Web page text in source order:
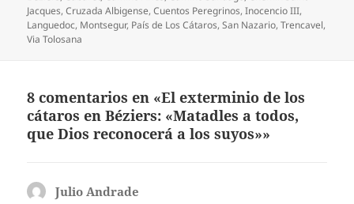
Jacques,Cruzada Albigense,Cuentos Peregrinos,Inocencio III,
Languedoc, Montsegur, País de Los Cátaros,San Nazario,Trencavel,
Via Tolosana
8 comentarios en «El exterminio de los
cátaros en Béziers: «Matadles a todos,
que Dios reconocerá a los suyos»»
Julio Andrade